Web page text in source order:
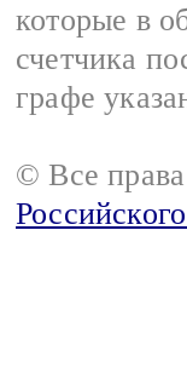
которые в
счетчика
графе
© Все